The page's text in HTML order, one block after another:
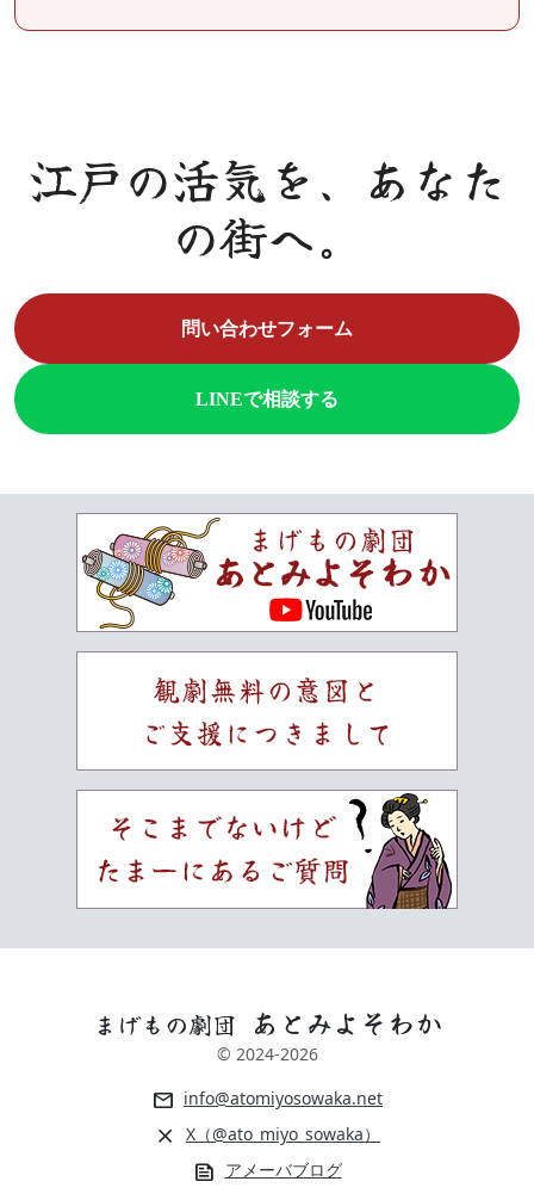
江戸の活気を、あなた
の街へ。
問い合わせフォーム
LINEで相談する
まげもの劇団 あとみよそわか
© 2024-2026
mail info@atomiyosowaka.net
close X（@ato_miyo_sowaka）
news アメーバブログ